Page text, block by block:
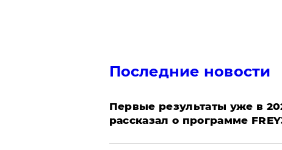
Последние новости
Первые результаты уже в
рассказал о программе